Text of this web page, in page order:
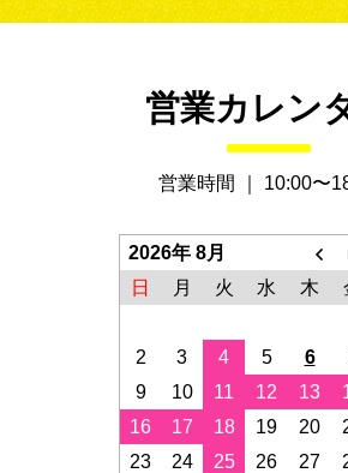
営業カレン
営業時間 ｜ 10:00〜
2026年 8月
日
月 火 水 木
2
3 4 5 6
9
10 11 12 13
16
17 18 19 20
23
24 25 26 27